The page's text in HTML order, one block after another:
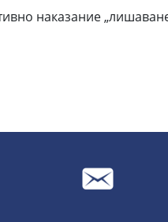
наказание „лишаване